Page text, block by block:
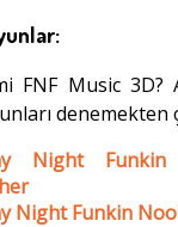
FNF Music 3D?
denemekten
Night
Night Funkin